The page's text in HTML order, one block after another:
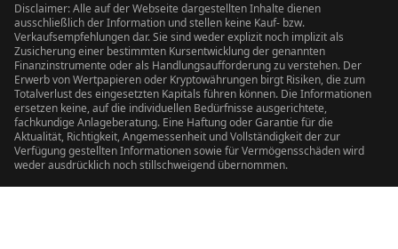
Disclaimer: Alle auf der Webseite dargestellten Inhalte dienen
ausschließlich der Information und stellen keine Kauf- bzw.
Verkaufsempfehlungen dar. Sie sind weder explizit noch implizit als
Zusicherung einer bestimmten Kursentwicklung der genannten
Finanzinstrumente oder als Handlungsaufforderung zu verstehen. Der
Erwerb von Wertpapieren oder Kryptowährungen birgt Risiken, die zum
Totalverlust des eingesetzten Kapitals führen können. Die Informationen
ersetzen keine, auf die individuellen Bedürfnisse ausgerichtete,
fachkundige Anlageberatung. Eine Haftung oder Garantie für die
Aktualität, Richtigkeit, Angemessenheit und Vollständigkeit der zur
Verfügung gestellten Informationen sowie für Vermögensschäden wird
weder ausdrücklich noch stillschweigend übernommen.